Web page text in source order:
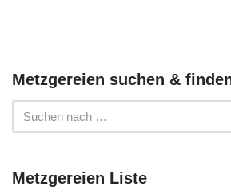
Metzgereien suchen &
Metzgereien Liste